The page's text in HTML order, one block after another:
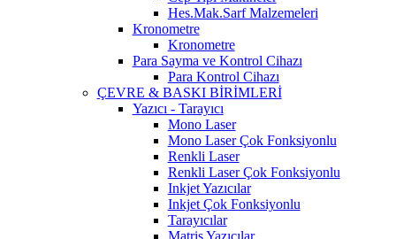
Hes.Mak.Sarf Malzemeleri
Kronometre
Kronometre
Para Sayma ve Kontrol Cihazı
Para Kontrol Cihazı
ÇEVRE & BASKI BİRİMLERİ
Yazıcı - Tarayıcı
Mono Laser
Mono Laser Çok Fonksiyonlu
Renkli Laser
Renkli Laser Çok Fonksiyonlu
Inkjet Yazıcılar
Inkjet Çok Fonksiyonlu
Tarayıcılar